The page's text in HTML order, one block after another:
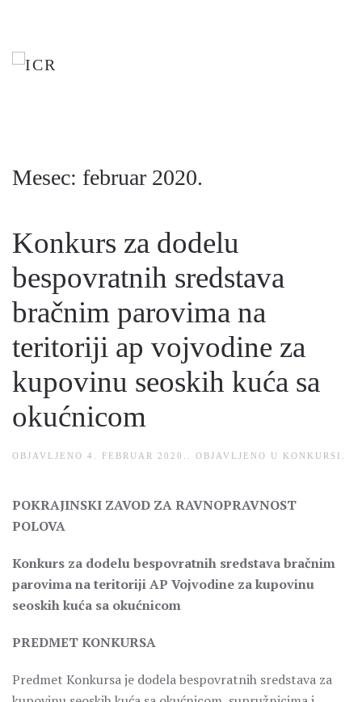
to
Mesec: februar 2020.
Konkurs za dodelu
bespovratnih sredstava
bračnim parovima na
teritoriji ap vojvodine za
kupovinu seoskih kuća sa
okućnicom
OBJAVLJENO 4. FEBRUAR 2020. . OBJAVLJENO U KONKURSI
POKRAJINSKI ZAVOD ZA RAVNOPRAVNOST
POLOVA
Konkurs za dodelu bespovratnih sredstava bračnim
parovima na teritoriji AP Vojvodine za kupovinu
seoskih kuća sa okućnicom
PREDMET KONKURSA
Predmet Konkursa je dodela bespovratnih sredstava za